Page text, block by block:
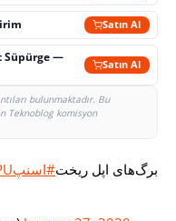
Satın Al
Süpürge —
Satın Al
bulunmaktadır. Bu
Teknoblog komisyon
برگ‌های اپل ریخت#اسنپ